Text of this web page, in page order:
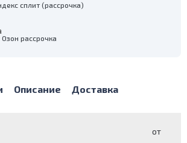
сплит (рассрочка)
Озон рассрочка
Описание Доставка
от